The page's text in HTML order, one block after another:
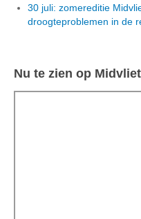
30 juli: zomereditie
droogteproblemen in de
Nu te zien op